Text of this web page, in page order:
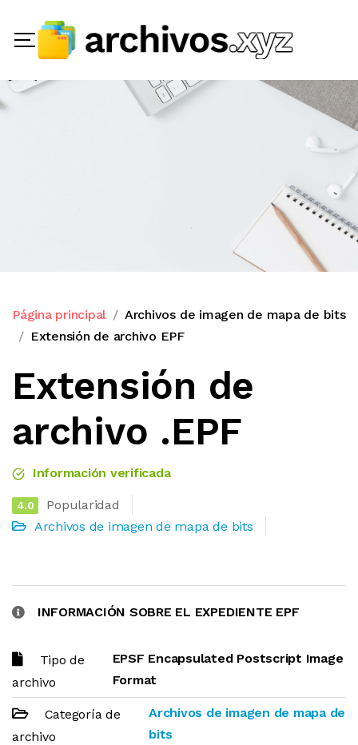
Página principal
Archivos de imagen de mapa de bits
Extensión de archivo EPF
Extensión de
archivo .EPF
Información verificada
4.0
Popularidad
Archivos de imagen de mapa de bits
INFORMACIÓN SOBRE EL EXPEDIENTE EPF
Tipo de
archivo
EPSF Encapsulated Postscript Image
Format
Categoría de
archivo
Archivos de imagen de mapa de
bits